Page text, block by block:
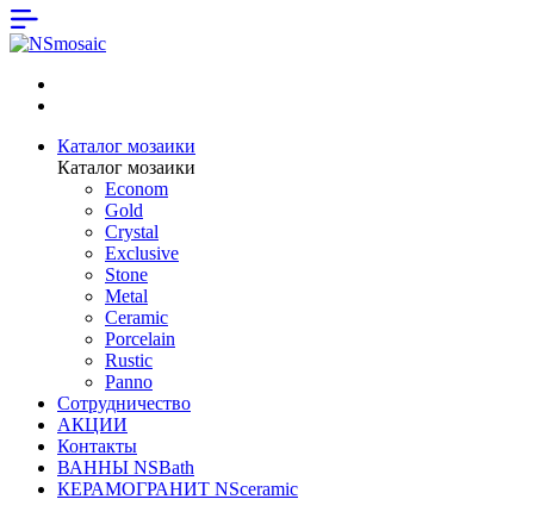
Каталог мозаики
Каталог мозаики
Econom
Gold
Crystal
Exclusive
Stone
Metal
Ceramic
Porcelain
Rustic
Panno
Сотрудничество
АКЦИИ
Контакты
ВАННЫ NSBath
КЕРАМОГРАНИТ NSceramic